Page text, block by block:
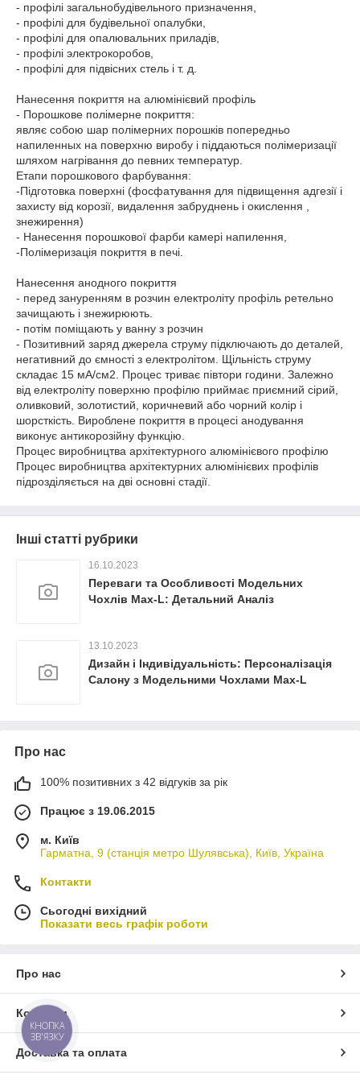
- профілі загальнобудівельного призначення,
- профілі для будівельної опалубки,
- профілі для опалювальних приладів,
- профілі электрокоробов,
- профілі для підвісних стель і т. д.
Нанесення покриття на алюмінієвий профіль
- Порошкове полімерне покриття:
являє собою шар полімерних порошків попередньо
напиленных на поверхню виробу і піддаються полімеризації
шляхом нагрівання до певних температур.
Етапи порошкового фарбування:
-Підготовка поверхні (фосфатування для підвищення адгезії і
захисту від корозії, видалення забруднень і окислення ,
знежирення)
- Нанесення порошкової фарби камері напилення,
-Полімеризація покриття в печі.
Нанесення анодного покриття
- перед зануренням в розчин електроліту профіль ретельно
зачищають і знежирюють.
- потім поміщають у ванну з розчин
- Позитивний заряд джерела струму підключають до деталей,
негативний до ємності з електролітом. Щільність струму
складає 15 мА/см2. Процес триває півтори години. Залежно
від електроліту поверхню профілю приймає приємний сірий,
оливковий, золотистий, коричневий або чорний колір і
шорсткість. Вироблене покриття в процесі анодування
виконує антикорозійну функцію.
Процес виробництва архітектурного алюмінієвого профілю
Процес виробництва архітектурних алюмінієвих профілів
підрозділяється на дві основні стадії.
Інші статті рубрики
16.10.2023
Переваги та Особливості Модельних
Чохлів Max-L: Детальний Аналіз
13.10.2023
Дизайн і Індивідуальність: Персоналізація
Салону з Модельними Чохлами Max-L
Про нас
100% позитивних з 42 відгуків за рік
Працює з 19.06.2015
м. Київ
Гарматна, 9 (станція метро Шулявська), Київ, Україна
Контакти
Сьогодні вихідний
Показати весь графік роботи
Про нас
Контакти
Доставка та оплата
КНОПКА
ЗВ'ЯЗКУ